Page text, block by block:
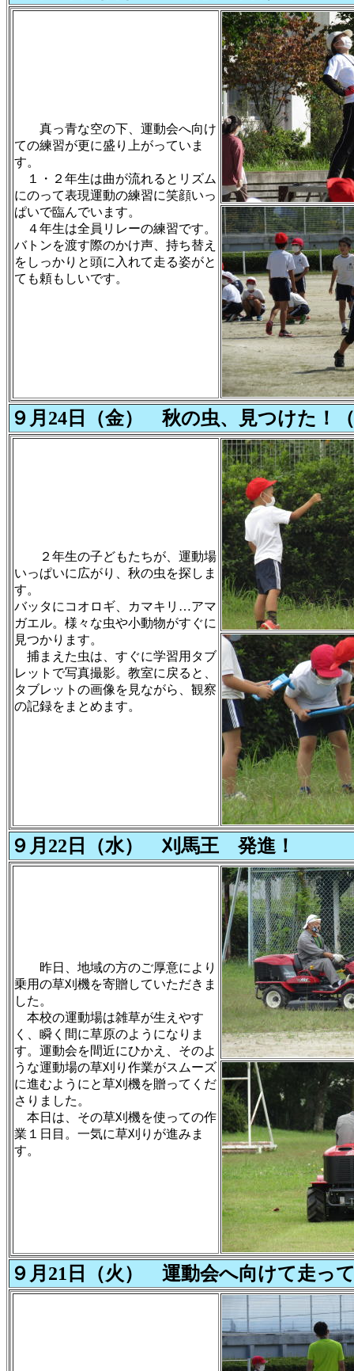
真っ青な空の下、運動会へ向け
ての練習が更に盛り上がっていま
す。
１・２年生は曲が流れるとリズム
にのって表現運動の練習に笑顔いっ
ぱいで臨んでいます。
４年生は全員リレーの練習です。
バトンを渡す際のかけ声、持ち替え
をしっかりと頭に入れて走る姿がと
ても頼もしいです。
９月24日（金） 秋の虫、見つけた！
２年生の子どもたちが、運動場
いっぱいに広がり、秋の虫を探しま
す。
バッタにコオロギ、カマキリ…アマ
ガエル。様々な虫や小動物がすぐに
見つかります。
捕まえた虫は、すぐに学習用タブ
レットで写真撮影。教室に戻ると、
タブレットの画像を見ながら、観察
の記録をまとめます。
９月22日（水） 刈馬王 発進！
昨日、地域の方のご厚意により
乗用の草刈機を寄贈していただきま
した。
本校の運動場は雑草が生えやす
く、瞬く間に草原のようになりま
す。運動会を間近にひかえ、そのよ
うな運動場の草刈り作業がスムーズ
に進むようにと草刈機を贈ってくだ
さりました。
本日は、その草刈機を使っての作
業１日目。一気に草刈りが進みま
す。
９月21日（火） 運動会へ向けて走っ